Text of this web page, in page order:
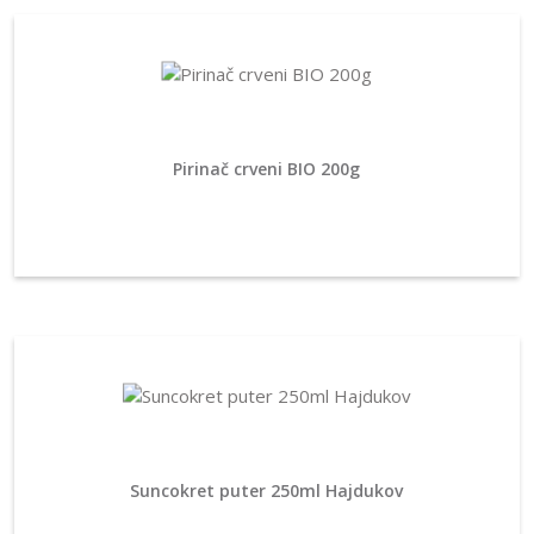
Pirinač crveni BIO 200g
Suncokret puter 250ml Hajdukov